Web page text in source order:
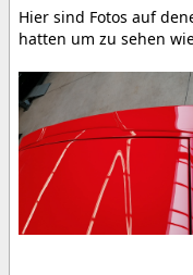
Hier sind Fotos auf
hatten um zu sehen